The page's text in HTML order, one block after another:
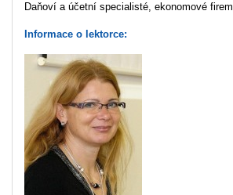
Daňoví a účetní specialisté, ekonomové firem
Informace o lektorce: